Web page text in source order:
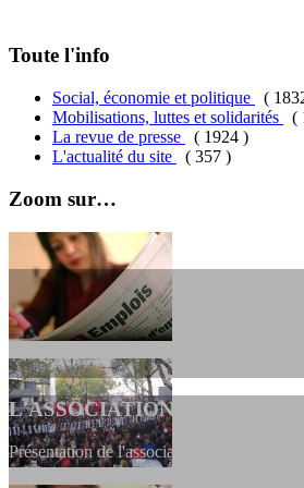
Toute l'info
Social, économie et politique
(
Mobilisations, luttes et solidarités
(
La revue de presse
( 1924 )
L'actualité du site
( 357 )
Zoom sur…
L'ASSOCIATION
Présentation de l'association et de sa